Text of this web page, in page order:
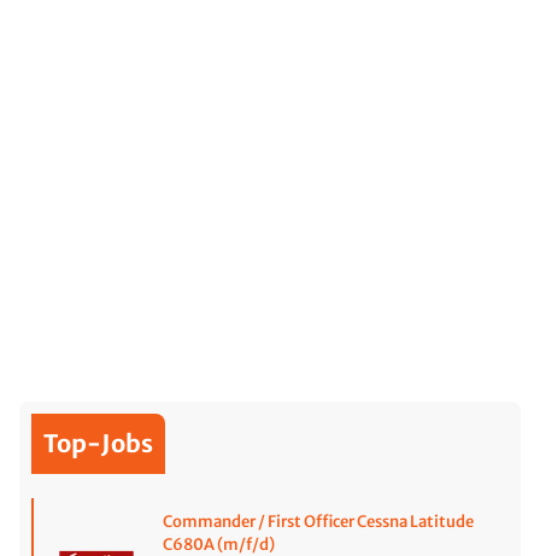
Top-Jobs
Commander / First Officer Cessna Latitude
C680A (m/f/d)